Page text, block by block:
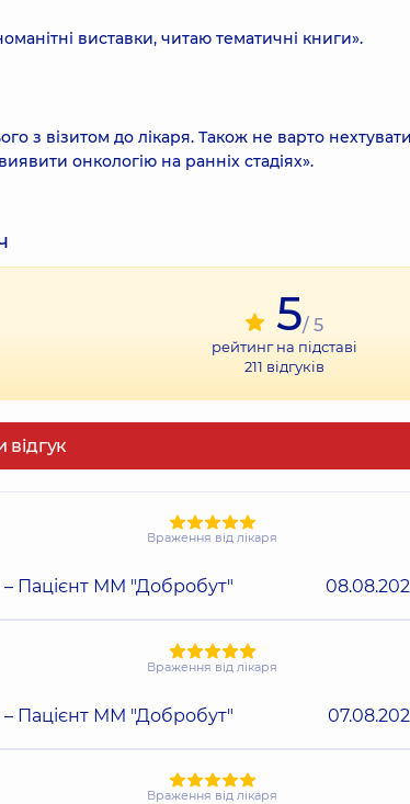
виставки, читаю тематичні книги».
з візитом до лікаря. Також не варто нехтувати
онкологію на ранніх стадіях».
5/ 5
рейтинг на підставі
211 відгуків
відгук
Враження від лікаря
– Пацієнт ММ "Добробут"
Враження від лікаря
– Пацієнт ММ "Добробут"
Враження від лікаря